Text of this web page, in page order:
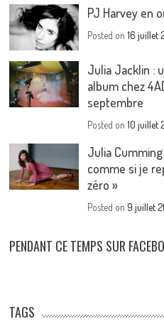
PJ Harvey en
Posted on16 juillet
Julia Jacklin :
album chez
septembre
Posted on10 juillet
Julia Cumming
comme si je
zéro »
Posted on9 juillet
PENDANT CE TEMPS SUR
TAGS